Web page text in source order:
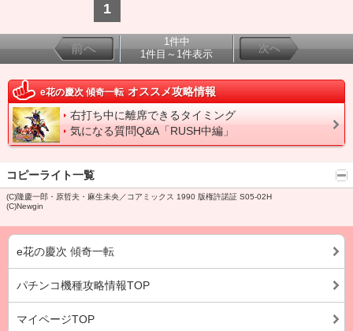
1
前へ
1件中
1件目～1件表示
次へ
e花の慶次 傾奇一転 オススメ攻略情報
右打ち中に離席できるタイミング
気になる質問Q&A「RUSH中編」
コピーライト一覧
(C)隆慶一郎・原哲夫・麻生未央／コアミックス 1990 版権許諾証 S05-02H
(C)Newgin
e花の慶次 傾奇一転
パチンコ機種攻略情報TOP
マイページTOP